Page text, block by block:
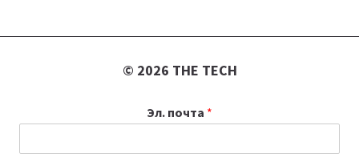
© 2026 THE TECH
Эл. почта *